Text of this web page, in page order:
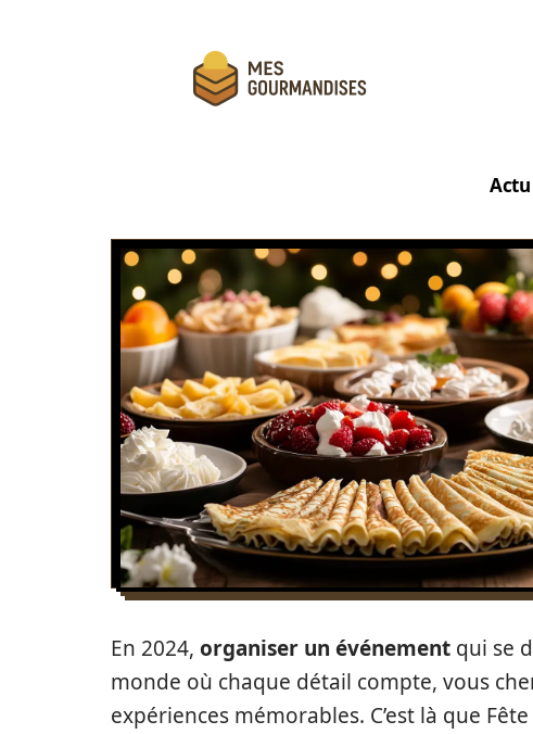
Actu
En 2024, organiser un événement qui se
monde où chaque détail compte, vous
expériences mémorables. C’est là que